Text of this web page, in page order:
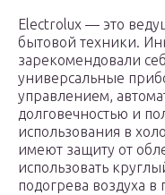
Electrolux — это
бытовой техники.
зарекомендовали
универсальные
управлением,
долговечностью и
использования в
имеют защиту от
использовать
подогрева воздуха